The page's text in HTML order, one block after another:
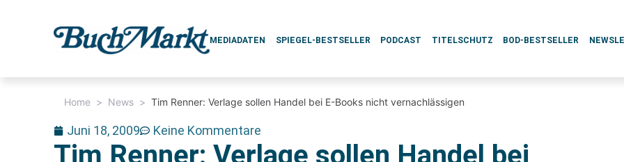
MEDIADATEN SPIEGEL-BESTSELLER PODCAST TITELSCHUTZ BOD-BESTSELLER
Home > News > Tim Renner: Verlage sollen Handel bei E-Books nicht vernachlässigen
Juni 18, 2009 Keine Kommentare
Tim Renner: Verlage sollen Handel bei